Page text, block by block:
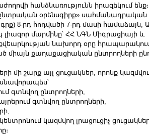
հանձնառությունն իրազեկում ենք։
օրենսգիրք» սահմանադրական
8-րդ հոդվածի 7-րդ մասի համաձայն,
մարմինը՝ ՀՀ ՆԳՆ Միգրացիայի և
նախորդ օրը
միայն քաղաքացիական ընտրողների
մի շարք այլ ցուցակներ, որոնք
գտնվող ընտրողների,
գտնվող ընտրողների,
կազմվող լրացուցիչ